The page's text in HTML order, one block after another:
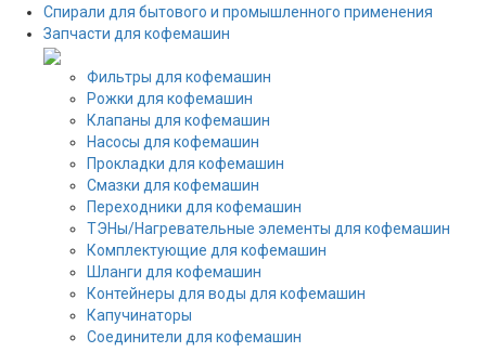
Спирали для бытового и промышленного применения
Запчасти для кофемашин
Фильтры для кофемашин
Рожки для кофемашин
Клапаны для кофемашин
Насосы для кофемашин
Прокладки для кофемашин
Смазки для кофемашин
Переходники для кофемашин
ТЭНы/Нагревательные элементы для кофемашин
Комплектующие для кофемашин
Шланги для кофемашин
Контейнеры для воды для кофемашин
Капучинаторы
Соединители для кофемашин